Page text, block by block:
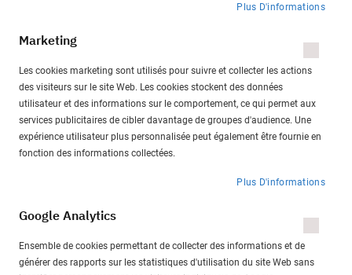
Plus D'informations
Marketing
Les cookies marketing sont utilisés pour suivre et collecter les actions
des visiteurs sur le site Web. Les cookies stockent des données
utilisateur et des informations sur le comportement, ce qui permet aux
services publicitaires de cibler davantage de groupes d'audience. Une
expérience utilisateur plus personnalisée peut également être fournie en
fonction des informations collectées.
Plus D'informations
Google Analytics
Ensemble de cookies permettant de collecter des informations et de
générer des rapports sur les statistiques d'utilisation du site Web sans